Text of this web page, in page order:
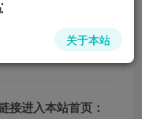
接进入本站首页 ：
关于本站